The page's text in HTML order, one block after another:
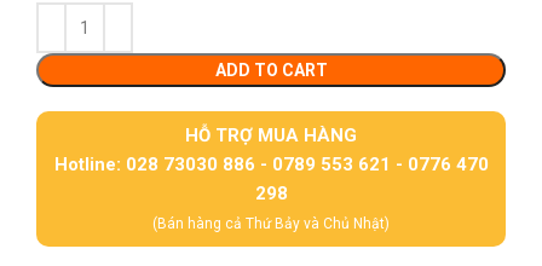
ADD TO CART
HỖ TRỢ MUA HÀNG
Hotline: 028 73030 886 - 0789 553 621 - 0776 470
298
(Bán hàng cả Thứ Bảy và Chủ Nhật)